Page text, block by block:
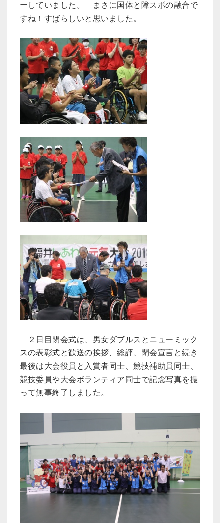
ーしていました。 まさに国体と障スポの融合で
すね！すばらしいと思いました。
２日目閉会式は、男女ダブルスとニューミック
スの表彰式と歓送の挨拶、総評、閉会宣言と続き
最後は大会役員と入賞者同士、競技補助員同士、
競技委員や大会ボランティア同士で記念写真を撮
って無事終了しました。